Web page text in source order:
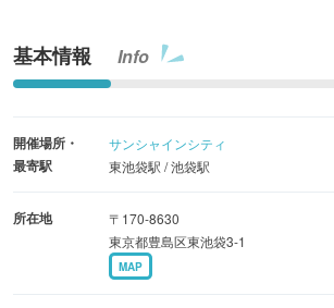
サンシャイン60展望台 てんぼうパークで
でストーリーが異なる謎解きラリーを実
ザ”が期間限定で登場。サンシャイン水族
ターと水族館ならではの生き物が登場す
リジナルデフォルメイラストを使用した
の販売や、イベント期間限定の特別なア
スが初開催されます。また、専門店街ア
基本情報 Info
開催場所・
最寄駅
サンシャインシティ
東池袋駅 / 池袋駅
所在地
〒170-8630
東京都豊島区東池袋3-1
MAP